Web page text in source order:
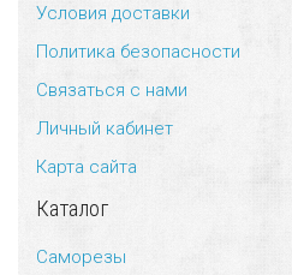
Универсальный распорный
Универсальный распорный
Универсальный распорный
Условия доставки
Политика безопасности
Связаться с нами
Личный кабинет
Карта сайта
Каталог
Саморезы